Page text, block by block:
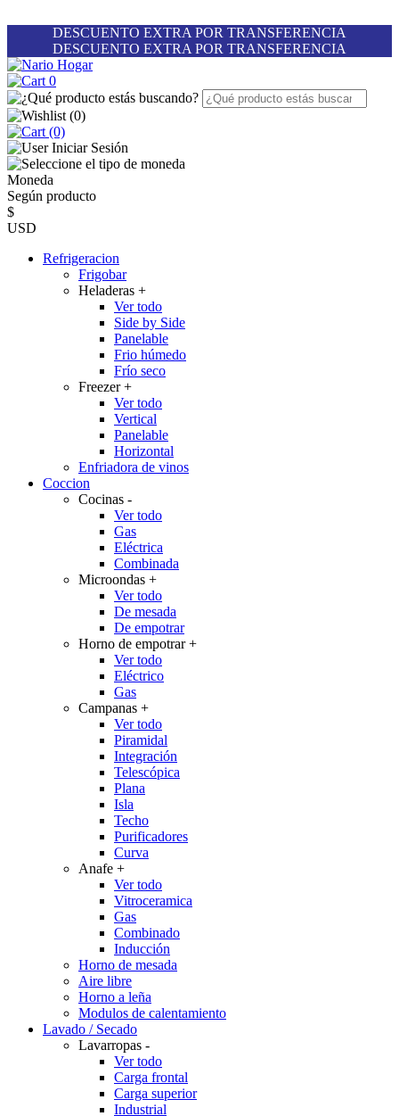
DESCUENTO EXTRA POR TRANSFERENCIA
DESCUENTO EXTRA POR TRANSFERENCIA
0
(0)
(0)
Iniciar Sesión
Moneda
Según producto
$
USD
Refrigeracion
Frigobar
Heladeras +
Ver todo
Side by Side
Panelable
Frio húmedo
Frío seco
Freezer+
Ver todo
Vertical
Panelable
Horizontal
Enfriadora de vinos
Coccion
Cocinas -
Ver todo
Gas
Eléctrica
Combinada
Microondas +
Ver todo
De mesada
De empotrar
Horno de empotrar+
Ver todo
Eléctrico
Gas
Campanas +
Ver todo
Piramidal
Integración
Telescópica
Plana
Isla
Techo
Purificadores
Curva
Anafe +
Ver todo
Vitroceramica
Gas
Combinado
Inducción
Horno de mesada
Aire libre
Horno a leña
Modulos de calentamiento
Lavado / Secado
Lavarropas -
Ver todo
Carga frontal
Carga superior
Industrial